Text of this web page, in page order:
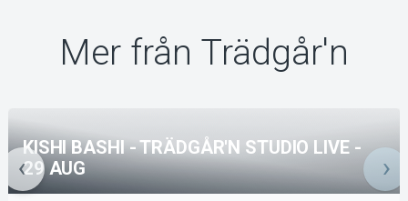
Mer från Trädgår'n
KISHI BASHI - TRÄDGÅR'N STUDIO LIVE -
29 AUG